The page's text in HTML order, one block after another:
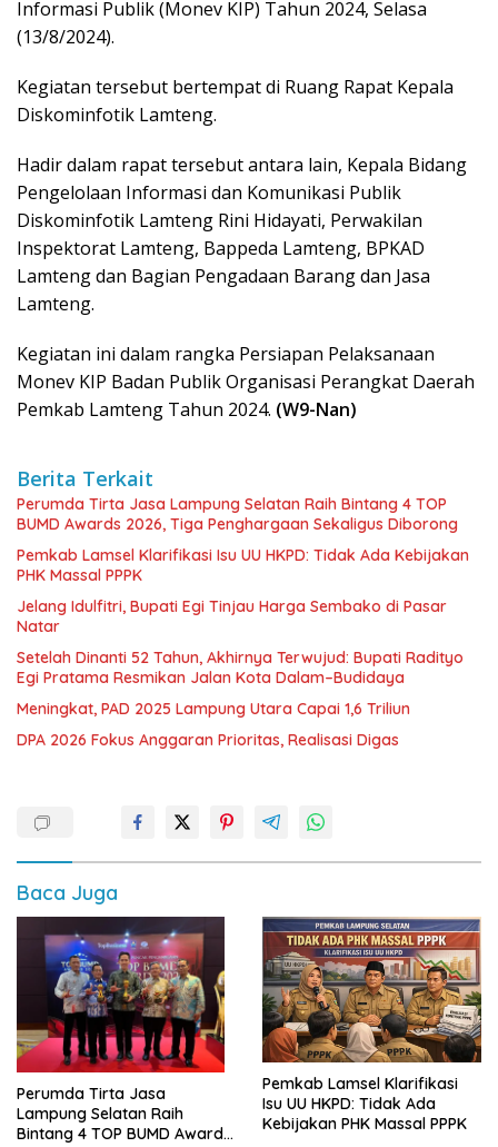
Informasi Publik (Monev KIP) Tahun 2024, Selasa
(13/8/2024).
Kegiatan tersebut bertempat di Ruang Rapat Kepala
Diskominfotik Lamteng.
Hadir dalam rapat tersebut antara lain, Kepala Bidang
Pengelolaan Informasi dan Komunikasi Publik
Diskominfotik Lamteng Rini Hidayati, Perwakilan
Inspektorat Lamteng, Bappeda Lamteng, BPKAD
Lamteng dan Bagian Pengadaan Barang dan Jasa
Lamteng.
Kegiatan ini dalam rangka Persiapan Pelaksanaan
Monev KIP Badan Publik Organisasi Perangkat Daerah
Pemkab Lamteng Tahun 2024. (W9-Nan)
Berita Terkait
Perumda Tirta Jasa Lampung Selatan Raih Bintang 4 TOP
BUMD Awards 2026, Tiga Penghargaan Sekaligus Diborong
Pemkab Lamsel Klarifikasi Isu UU HKPD: Tidak Ada Kebijakan
PHK Massal PPPK
Jelang Idulfitri, Bupati Egi Tinjau Harga Sembako di Pasar
Natar
Setelah Dinanti 52 Tahun, Akhirnya Terwujud: Bupati Radityo
Egi Pratama Resmikan Jalan Kota Dalam–Budidaya
Meningkat, PAD 2025 Lampung Utara Capai 1,6 Triliun
DPA 2026 Fokus Anggaran Prioritas, Realisasi Digas
Baca Juga
Perumda Tirta Jasa
Lampung Selatan Raih
Bintang 4 TOP BUMD Awards
Pemkab Lamsel Klarifikasi
Isu UU HKPD: Tidak Ada
Kebijakan PHK Massal PPPK